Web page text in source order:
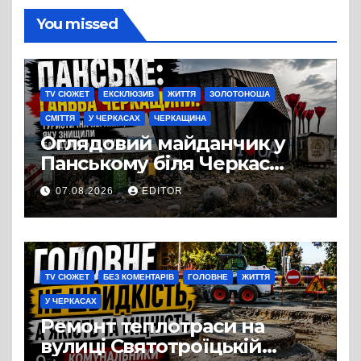
You missed
TV СЮЖЕТ ЕКСКЛЮЗИВ ЖИТТЯ ЗОЛОТОНОША
СМІТТЯ У ЧЕРКАСАХ ЧЕРКАЩИНА
Оглядовий майданчик у
Панському біля Черкас
перетворився на занедбане
сміттєзвалище
07.08.2026 EDITOR
TV СЮЖЕТ БЕЗ КОМЕНТАРІВ ГОЛОВНЕ ЖИТТЯ
У ЧЕРКАСАХ
Ремонт теплотраси на
вулиці Святотроїцькій